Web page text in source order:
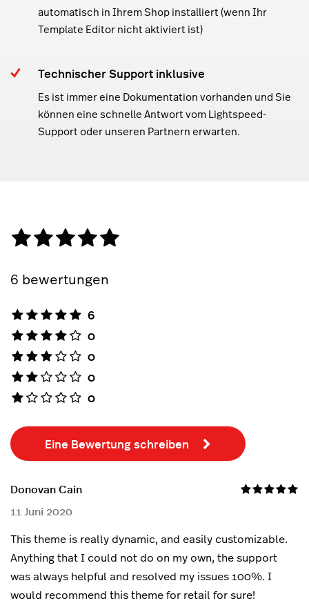
automatisch in Ihrem Shop installiert (wenn Ihr
Template Editor nicht aktiviert ist)
Technischer Support inklusive
Es ist immer eine Dokumentation vorhanden und Sie
können eine schnelle Antwort vom Lightspeed-
Support oder unseren Partnern erwarten.
6 bewertungen
6
0
0
0
0
Eine Bewertung schreiben
Donovan Cain
11 Juni 2020
This theme is really dynamic, and easily customizable.
Anything that I could not do on my own, the support
was always helpful and resolved my issues 100%. I
would recommend this theme for retail for sure!